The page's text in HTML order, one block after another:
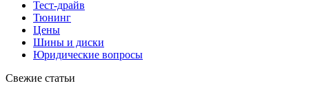
Тест-драйв
Тюнинг
Цены
Шины и диски
Юридические вопросы
Свежие статьи